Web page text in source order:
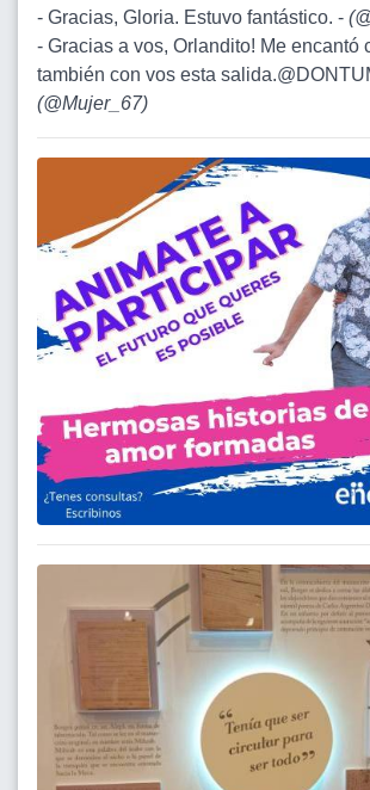
- Gracias, Gloria. Estuvo fantástico. - (
- Gracias a vos, Orlandito! Me encantó
también con vos esta
(@Mujer_67)